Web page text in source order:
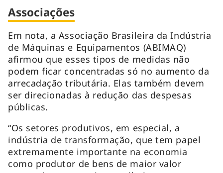
Associações
Em nota, a Associação Brasileira da Indústria
de Máquinas e Equipamentos (ABIMAQ)
afirmou que esses tipos de medidas não
podem ficar concentradas só no aumento da
arrecadação tributária. Elas também devem
ser direcionadas à redução das despesas
públicas.
“Os setores produtivos, em especial, a
indústria de transformação, que tem papel
extremamente importante na economia
como produtor de bens de maior valor